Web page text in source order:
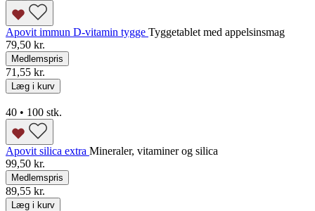
Apovit immun D-vitamin tygge Tyggetablet med appelsinsmag
79,50 kr.
Medlemspris
71,55 kr.
Læg i kurv
40 • 100 stk.
Apovit silica extra Mineraler, vitaminer og silica
99,50 kr.
Medlemspris
89,55 kr.
Læg i kurv